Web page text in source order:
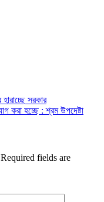
সরকার
করা হচ্ছে : শ্রম উপদেষ্টা
Required fields are